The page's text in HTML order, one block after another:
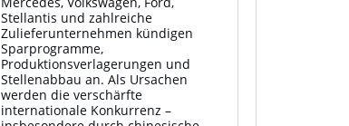
Stellantis und zahlreiche
Zulieferunternehmen kündigen
Sparprogramme,
Produktionsverlagerungen und
Stellenabbau an. Als Ursachen
werden die verschärfte
internationale Konkurrenz –